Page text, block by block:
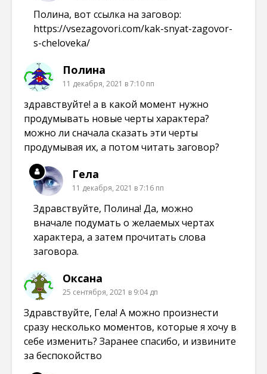
Полина, вот ссылка на заговор:
https://vsezagovori.com/kak-snyat-zagovor-
s-cheloveka/
Полина
11 декабря, 2021 в 7:10 пп
здравствуйте! а в какой момент нужно
продумывать новые черты характера?
можно ли сначала сказать эти черты
продумывая их, а потом читать заговор?
Гела
11 декабря, 2021 в 7:16 пп
Здравствуйте, Полина! Да, можно
вначале подумать о желаемых чертах
характера, а затем прочитать слова
заговора.
Оксана
25 сентября, 2021 в 9:04 дп
Здравствуйте, Гела! А можно произнести
сразу несколько моментов, которые я хочу в
себе изменить? Заранее спасибо, и извините
за беспокойство